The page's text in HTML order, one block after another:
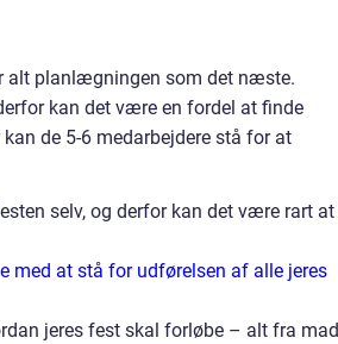
alt planlægningen som det næste.
kan det være en fordel at finde
de 5-6 medarbejdere stå for at
selv, og derfor kan det være rart at
med at stå for udførelsen af alle jeres
jeres fest skal forløbe – alt fra mad